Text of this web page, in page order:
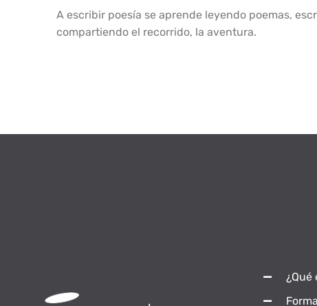
A escribir poesía se aprende leyendo poemas,
compartiendo el recorrido, la aventura.
¿Qué